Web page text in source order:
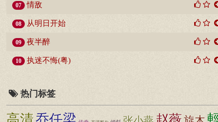
07 情敌
08 从明日开始
09 夜半醉
10 执迷不悔(粤)
热门标签